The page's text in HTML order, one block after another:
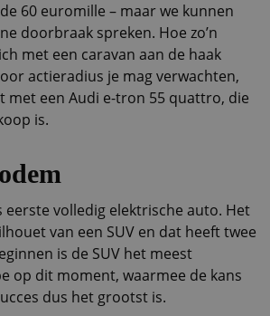
60 euromille – maar we kunnen
doorbraak spreken. Hoe zo’n
met een caravan aan de haak
actieradius je mag verwachten,
met een Audi e-tron 55 quattro, die
is.
eerste volledig elektrische auto. Het
van een SUV en dat heeft twee
is de SUV het meest
op dit moment, waarmee de kans
dus het grootst is.